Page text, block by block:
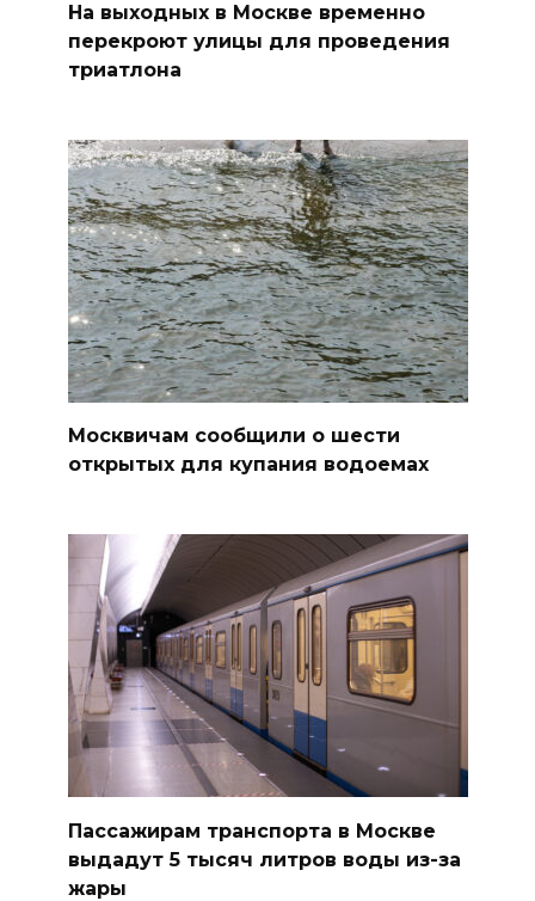
На выходных в Москве временно
перекроют улицы для проведения
триатлона
Москвичам сообщили о шести
открытых для купания водоемах
Пассажирам транспорта в Москве
выдадут 5 тысяч литров воды из-за
жары